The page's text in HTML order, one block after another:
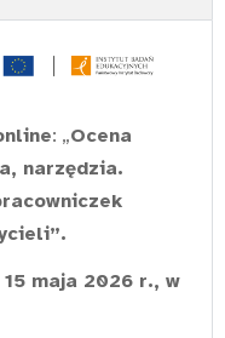
: „Ocena
narzędzia.
maja 2026 r., w